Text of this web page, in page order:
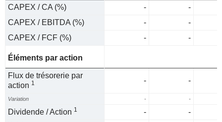
CAPEX / CA (%) -
-
CAPEX / EBITDA (%)
-
-
CAPEX / FCF (%)
- -
Éléments par action
Flux de trésorerie par
action 1 - -
Variation - -
Dividende / Action 1 - -